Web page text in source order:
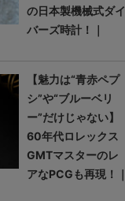
の日本製機械式ダイ
バーズ時計！｜
【魅力は“青赤ペプ
シ”や“ブルーベリ
ー”だけじゃない】
60年代ロレックス
GMTマスターのレ
アなPCGも再現！｜